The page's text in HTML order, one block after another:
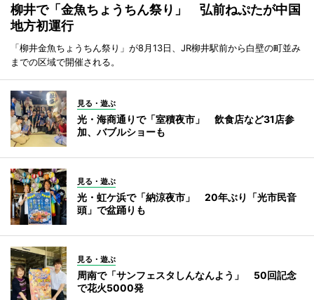
柳井で「金魚ちょうちん祭り」 弘前ねぷたが中国
地方初運行
「柳井金魚ちょうちん祭り」が8月13日、JR柳井駅前から白壁の町並み
までの区域で開催される。
見る・遊ぶ
光・海商通りで「室積夜市」 飲食店など31店参
加、バブルショーも
見る・遊ぶ
光・虹ケ浜で「納涼夜市」 20年ぶり「光市民音
頭」で盆踊りも
見る・遊ぶ
周南で「サンフェスタしんなんよう」 50回記念
で花火5000発